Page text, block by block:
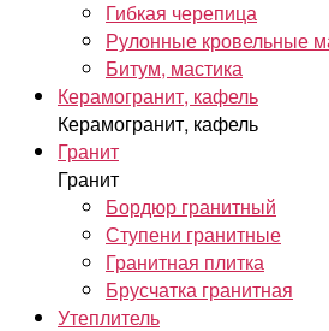
Гибкая черепица
Рулонные кровельные
Битум, мастика
Керамогранит, кафель
Керамогранит, кафель
Гранит
Гранит
Бордюр гранитный
Ступени гранитные
Гранитная плитка
Брусчатка гранитная
Утеплитель